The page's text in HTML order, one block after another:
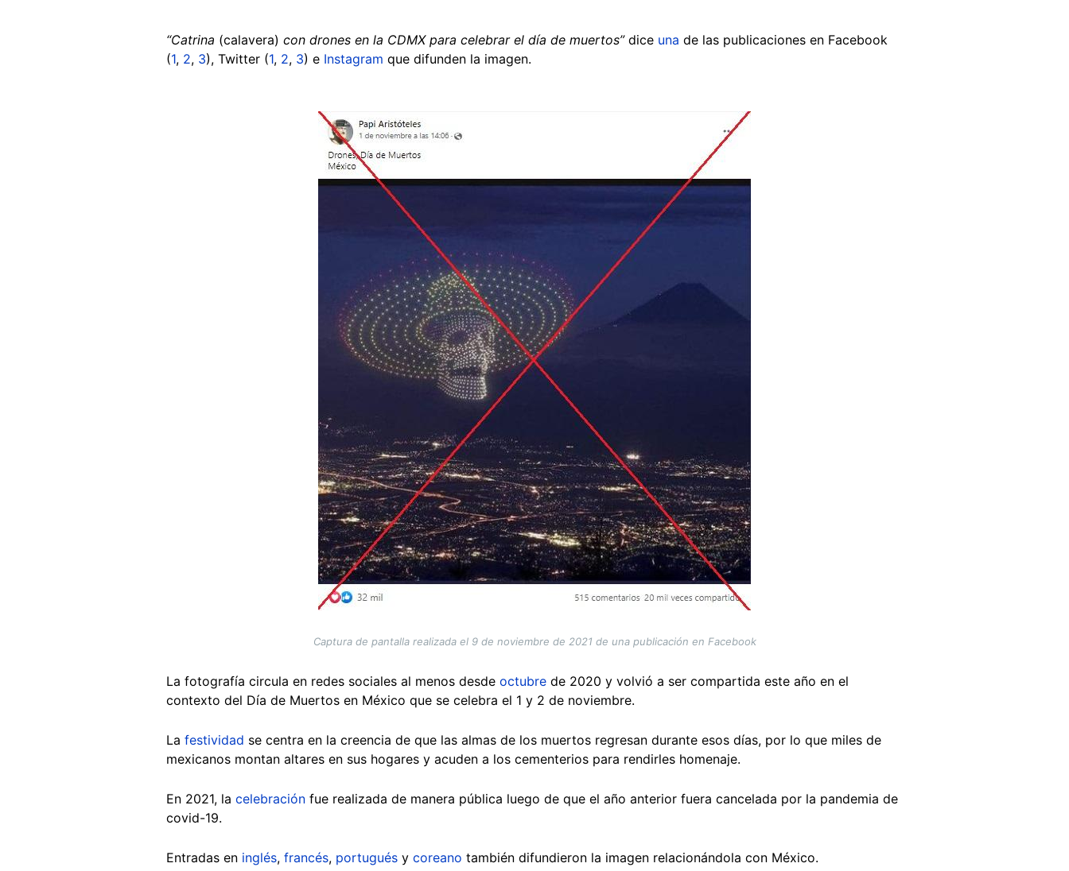
“Catrina (calavera) con drones en la CDMX para celebrar el día de muertos” dice una de las publicaciones en Facebook
(1, 2, 3), Twitter (1, 2, 3) e Instagram que difunden la imagen.
Captura de pantalla realizada el 9 de noviembre de 2021 de una publicación en Facebook
La fotografía circula en redes sociales al menos desde octubre de 2020 y volvió a ser compartida este año en el
contexto del Día de Muertos en México que se celebra el 1 y 2 de noviembre.
La festividad se centra en la creencia de que las almas de los muertos regresan durante esos días, por lo que miles de
mexicanos montan altares en sus hogares y acuden a los cementerios para rendirles homenaje.
En 2021, la celebración fue realizada de manera pública luego de que el año anterior fuera cancelada por la pandemia de
covid-19.
Entradas en inglés, francés, portugués y coreano también difundieron la imagen relacionándola con México.